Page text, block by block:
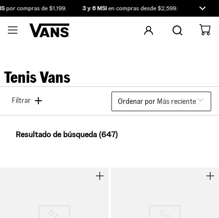
compras de $1,199. 3 y 6 MSIen compras desde $2,599. Compra
Tenis Vans
Filtrar Ordenar por Más reciente
Resultado de búsqueda (647)